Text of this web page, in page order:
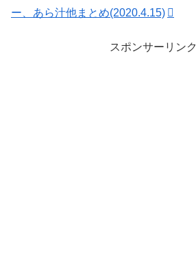
ー、あら汁他まとめ(2020.4.15)
スポンサーリンク